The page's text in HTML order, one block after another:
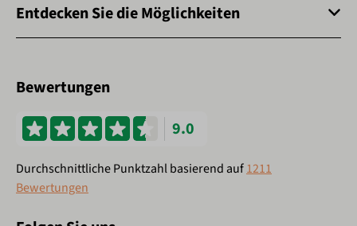
Entdecken Sie die Möglichkeiten
Bewertungen
9.0
Durchschnittliche Punktzahl basierend auf1211
Bewertungen